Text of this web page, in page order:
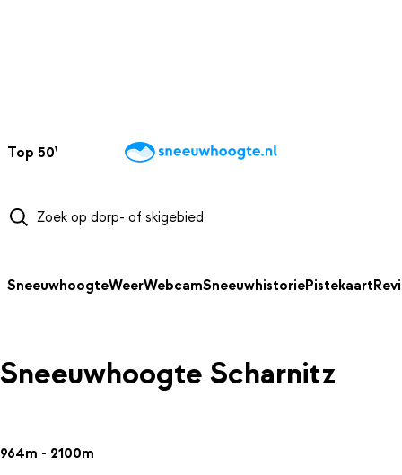
Top 50Webcams WintersportweerKaarten
SneeuwhoogteWeerWebcamSneeuwhistoriePistekaart
Sneeuwhoogte Scharnitz
964m - 2100m